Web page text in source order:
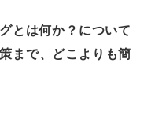
とは何か？について
まで、どこよりも簡